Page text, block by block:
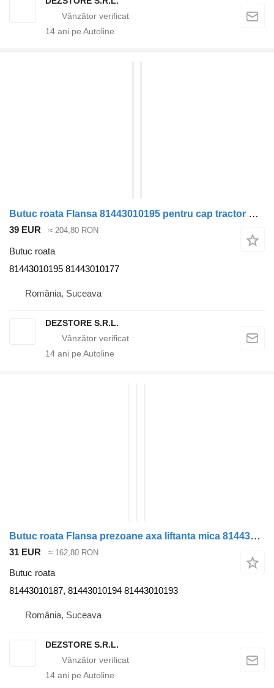
14 ani pe Autoline
Butuc roata Flansa 81443010195 pentru cap tractor MAN TGX
39 EUR ≈ 204,80 RON
Butuc roata
81443010195 81443010177
România, Suceava
DEZSTORE S.R.L.
14 ani pe Autoline
Butuc roata Flansa prezoane axa liftanta mica 81443010187 pentru cap tractor MAN TGX
31 EUR ≈ 162,80 RON
Butuc roata
81443010187, 81443010194 81443010193
România, Suceava
DEZSTORE S.R.L.
14 ani pe Autoline